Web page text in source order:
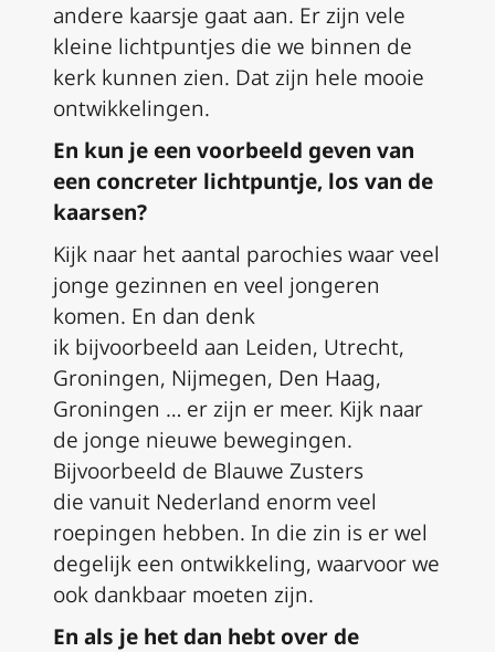
andere kaarsje gaat aan. Er zijn vele
kleine lichtpuntjes die we binnen de
kerk kunnen zien. Dat zijn hele mooie
ontwikkelingen.
En kun je een voorbeeld geven van
een concreter lichtpuntje, los van de
kaarsen?
Kijk naar het aantal parochies waar veel
jonge gezinnen en veel jongeren
komen. En dan denk
ik bijvoorbeeld aan Leiden, Utrecht,
Groningen, Nijmegen, Den Haag,
Groningen … er zijn er meer. Kijk naar
de jonge nieuwe bewegingen.
Bijvoorbeeld de Blauwe Zusters
die vanuit Nederland enorm veel
roepingen hebben. In die zin is er wel
degelijk een ontwikkeling, waarvoorwe
ook dankbaar moeten zijn.
En als je het dan hebt over de